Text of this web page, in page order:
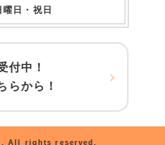
日・祝日
付中！
らから！
All rights reserved.